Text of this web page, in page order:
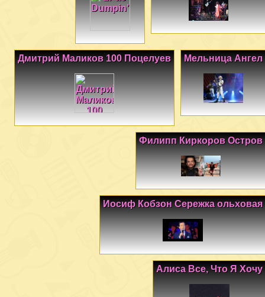
Мельница Ангел
Дмитрий Маликов 100 Поцелуев
Филипп Киркоров Остров
Иосиф Кобзон Сережка ольховая
Алиса Все, Что Я Хочу